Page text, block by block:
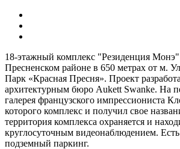
18-этажный комплекс "Резиденция
Пресненском районе в 650 метрах от м.
Парк «Красная Пресня». Проект
архитектурным бюро Aukett Swanke. На
галерея французского импрессиониста
которого комплекс и получил свое
территория комплекса охраняется и
круглосуточным видеонаблюдением.
подземный паркинг.